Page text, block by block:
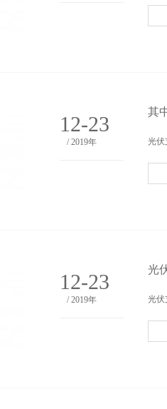
12-23
/ 2019年
其
光伏
12-23
/ 2019年
光
光伏